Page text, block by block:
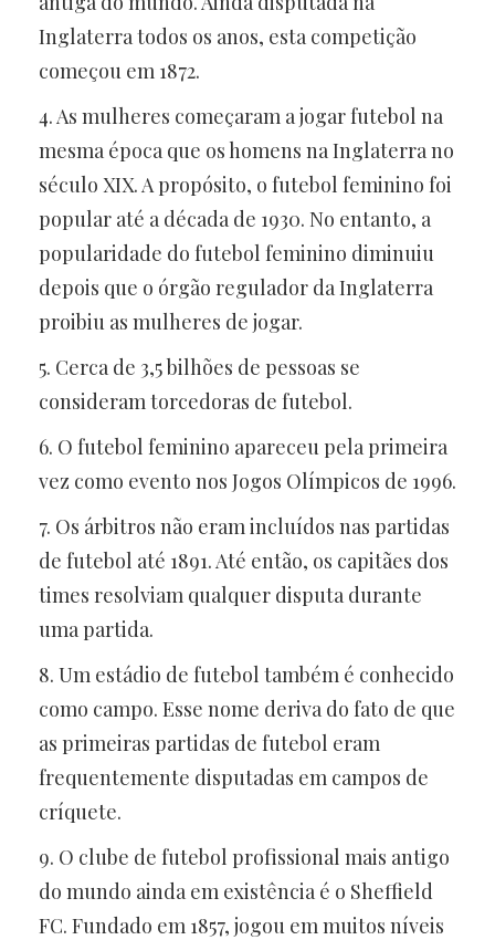
Inglaterra todos os anos, esta competição
começou em 1872.
4. As mulheres começaram a jogar futebol na
mesma época que os homens na Inglaterra no
século XIX. A propósito, o futebol feminino foi
popular até a década de 1930. No entanto, a
popularidade do futebol feminino diminuiu
depois que o órgão regulador da Inglaterra
proibiu as mulheres de jogar.
5. Cerca de 3,5 bilhões de pessoas se
consideram torcedoras de futebol.
6. O futebol feminino apareceu pela primeira
vez como evento nos Jogos Olímpicos de 1996.
7. Os árbitros não eram incluídos nas partidas
de futebol até 1891. Até então, os capitães dos
times resolviam qualquer disputa durante
uma partida.
8. Um estádio de futebol também é conhecido
como campo. Esse nome deriva do fato de que
as primeiras partidas de futebol eram
frequentemente disputadas em campos de
críquete.
9. O clube de futebol profissional mais antigo
do mundo ainda em existência é o Sheffield
FC. Fundado em 1857, jogou em muitos níveis